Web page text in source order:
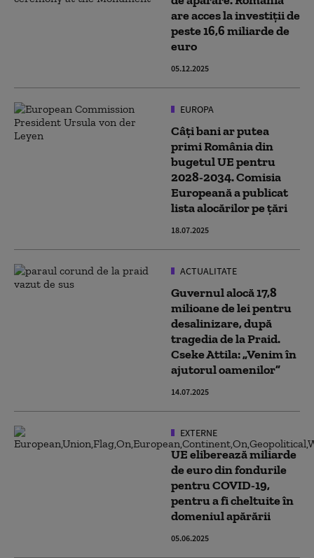
are acces la investiții de
peste 16,6 miliarde de
euro
05.12.2025
EUROPA
Câți bani ar putea
primi România din
bugetul UE pentru
2028-2034. Comisia
Europeană a publicat
lista alocărilor pe țări
18.07.2025
ACTUALITATE
Guvernul alocă 17,8
milioane de lei pentru
desalinizare, după
tragedia de la Praid.
Cseke Attila: „Venim în
ajutorul oamenilor”
14.07.2025
EXTERNE
UE eliberează miliarde
de euro din fondurile
pentru COVID-19,
pentru a fi cheltuite în
domeniul apărării
05.06.2025